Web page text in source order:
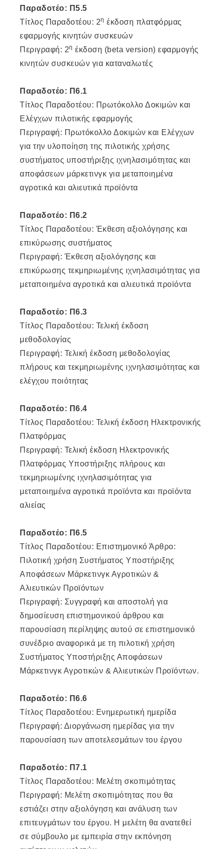
Παραδοτέο: Π5.5
Τίτλος Παραδοτέου: 2η έκδοση πλατφόρμας
εφαρμογής κινητών συσκευών
Περιγραφή: 2η έκδοση (beta version) εφαρμογής
κινητών συσκευών για καταναλωτές
Παραδοτέο: Π6.1
Τίτλος Παραδοτέου: Πρωτόκολλο Δοκιμών και
Ελέγχων πιλοτικής εφαρμογής
Περιγραφή: Πρωτόκολλο Δοκιμών και Ελέγχων
για την υλοποίηση της πιλοτικής χρήσης
συστήματος υποστήριξης ιχνηλασιμότητας και
αποφάσεων μάρκετινγκ για μεταποιημένα
αγροτικά και αλιευτικά προϊόντα
Παραδοτέο: Π6.2
Τίτλος Παραδοτέου: Έκθεση αξιολόγησης και
επικύρωσης συστήματος
Περιγραφή: Έκθεση αξιολόγησης και
επικύρωσης τεκμηριωμένης ιχνηλασιμότητας για
μεταποιημένα αγροτικά και αλιευτικά προϊόντα
Παραδοτέο: Π6.3
Τίτλος Παραδοτέου: Τελική έκδοση
μεθοδολογίας
Περιγραφή: Τελική έκδοση μεθοδολογίας
πλήρους και τεκμηριωμένης ιχνηλασιμότητας και
ελέγχου ποιότητας
Παραδοτέο: Π6.4
Τίτλος Παραδοτέου: Τελική έκδοση Ηλεκτρονικής
Πλατφόρμας
Περιγραφή: Τελική έκδοση Ηλεκτρονικής
Πλατφόρμας Υποστήριξης πλήρους και
τεκμηριωμένης ιχνηλασιμότητας για
μεταποιημένα αγροτικά προϊόντα και προϊόντα
αλιείας
Παραδοτέο: Π6.5
Τίτλος Παραδοτέου: Επιστημονικό Άρθρο:
Πιλοτική χρήση Συστήματος Υποστήριξης
Αποφάσεων Μάρκετινγκ Αγροτικών &
Αλιευτικών Προϊόντων
Περιγραφή: Συγγραφή και αποστολή για
δημοσίευση επιστημονικού άρθρου και
παρουσίαση περίληψης αυτού σε επιστημονικό
συνέδριο αναφορικά με τη πιλοτική χρήση
Συστήματος Υποστήριξης Αποφάσεων
Μάρκετινγκ Αγροτικών & Αλιευτικών Προϊόντων.
Παραδοτέο: Π6.6
Τίτλος Παραδοτέου: Ενημερωτική ημερίδα
Περιγραφή: Διοργάνωση ημερίδας για την
παρουσίαση των αποτελεσμάτων του έργου
Παραδοτέο: Π7.1
Τίτλος Παραδοτέου: Μελέτη σκοπιμότητας
Περιγραφή: Μελέτη σκοπιμότητας που θα
εστιάζει στην αξιολόγηση και ανάλυση των
επιτευγμάτων του έργου. Η μελέτη θα ανατεθεί
σε σύμβουλο με εμπειρία στην εκπόνηση